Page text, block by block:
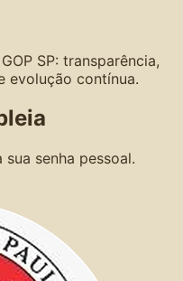
SP: transparência,
evolução contínua.
senha pessoal.